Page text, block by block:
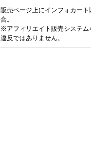
販売ページ上にインフォカー
合。
※アフィリエイト販売システム
違反ではありません。